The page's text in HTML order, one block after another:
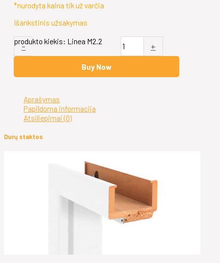
*nurodyta kaina tik už varčia
Išankstinis užsakymas
-
produkto kiekis: Linea M2.2 +
Buy Now
Aprašymas
Papildoma informacija
Atsiliepimai (0)
Durų staktos